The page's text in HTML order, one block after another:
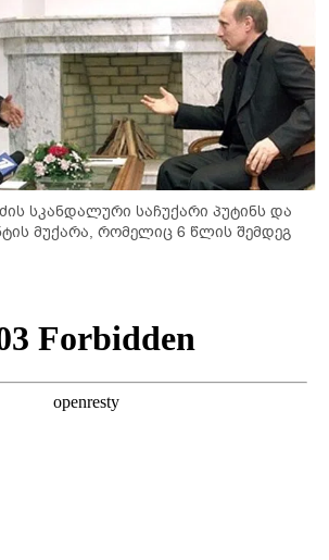
სკანდალური საჩუქარი პუტინს და
მუქარა, რომელიც 6 წლის შემდეგ